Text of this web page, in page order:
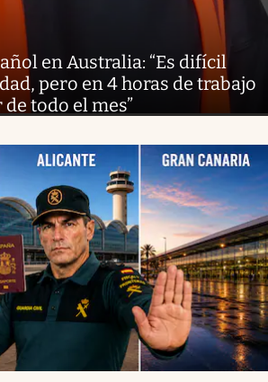
en Australia: “Es difícil
pero en 4 horas de trabajo
todo el mes”